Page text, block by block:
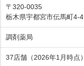
〒320-0035
栃木県宇都宮市伝馬町4-4
調剤薬局
37店舗（2026年1月時点）